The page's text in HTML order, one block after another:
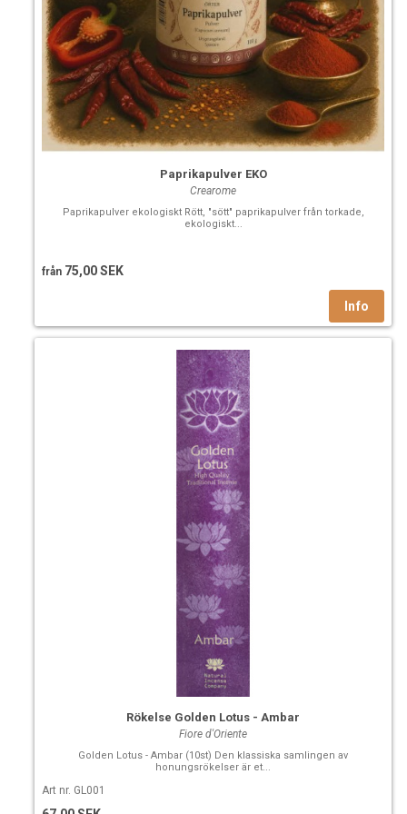
Paprikapulver EKO
Crearome
Paprikapulver ekologiskt Rött, "sött" paprikapulver från torkade,
ekologiskt...
från 75,00 SEK
Rökelse Golden Lotus - Ambar
Fiore d'Oriente
Golden Lotus - Ambar (10st) Den klassiska samlingen av
honungsrökelser är et...
Art nr. GL001